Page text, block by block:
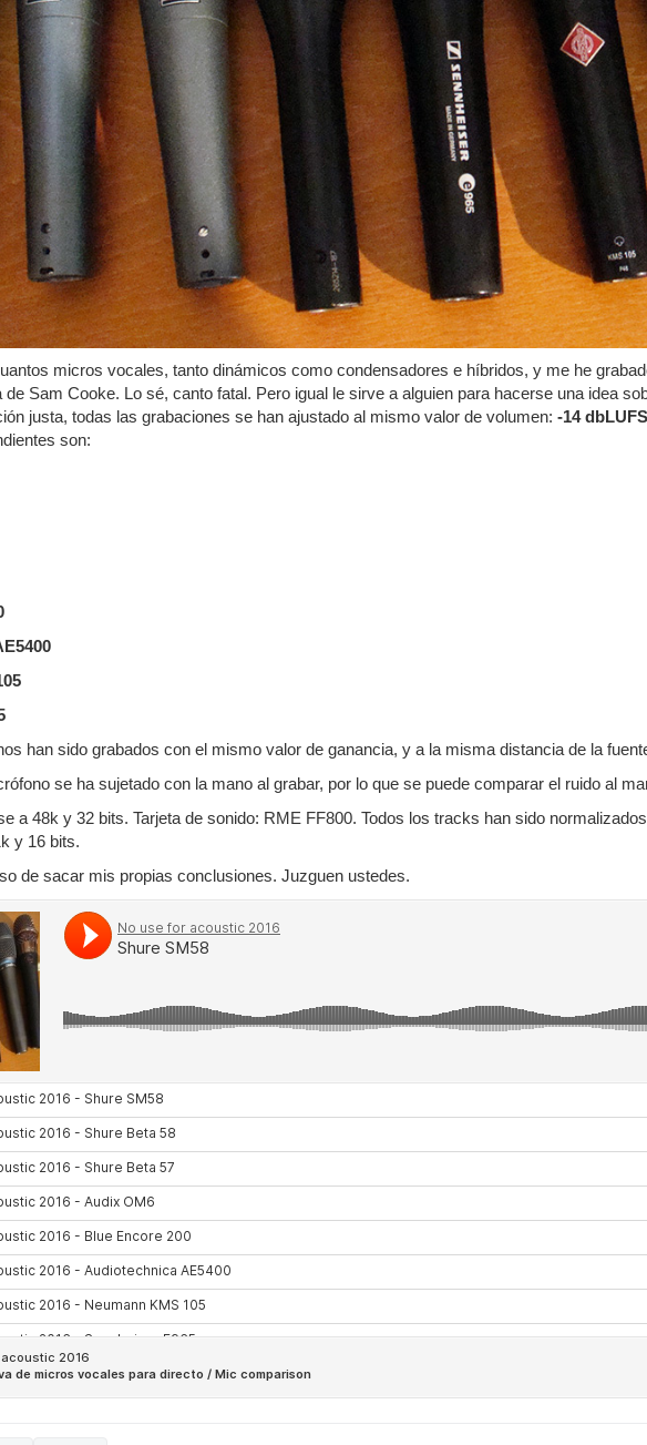
micros vocales, tanto dinámicos como condensadores e híbridos, y me he
de Sam Cooke. Lo sé, canto fatal. Pero igual le sirve a alguien para hacerse una idea
justa, todas las grabaciones se han ajustado al mismo valor de volumen: -14 dbLUFS
son:
han sido grabados con el mismo valor de ganancia, y a la misma distancia de la
se ha sujetado con la mano al grabar, por lo que se puede comparar el ruido al
a 48k y 32 bits. Tarjeta de sonido: RME FF800. Todos los tracks han sido
y 16 bits.
de sacar mis propias conclusiones. Juzguen ustedes.